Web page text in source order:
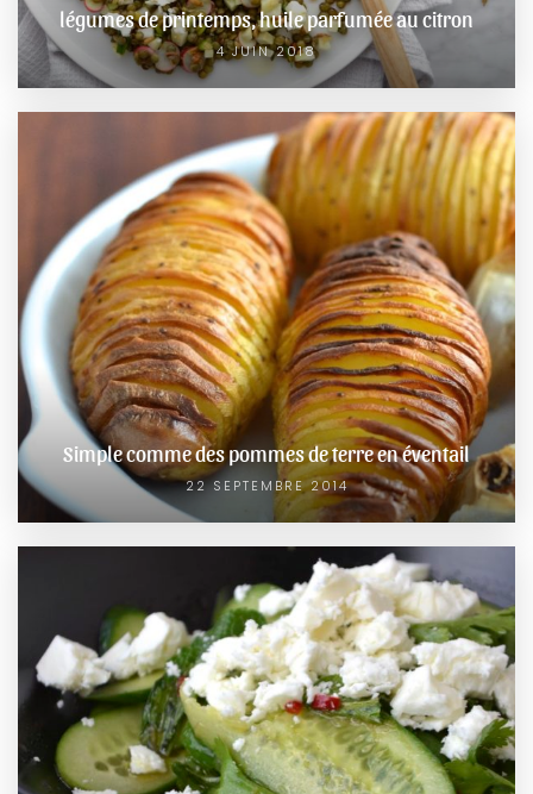
légumes de printemps, huile parfumée au citron
4 JUIN 2018
Simple comme des pommes de terre en éventail
22 SEPTEMBRE 2014